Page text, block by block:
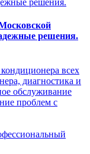
решения.
всех
диагностика и
обслуживание
проблем с